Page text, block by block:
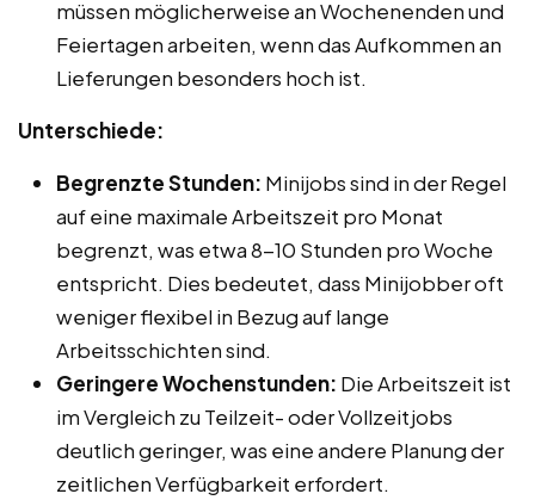
müssen möglicherweise an Wochenenden und
Feiertagen arbeiten, wenn das Aufkommen an
Lieferungen besonders hoch ist.
Unterschiede:
Begrenzte Stunden: Minijobs sind in der Regel
auf eine maximale Arbeitszeit pro Monat
begrenzt, was etwa 8-10 Stunden pro Woche
entspricht. Dies bedeutet, dass Minijobber oft
weniger flexibel in Bezug auf lange
Arbeitsschichten sind.
Geringere Wochenstunden: Die Arbeitszeit ist
im Vergleich zu Teilzeit- oder Vollzeitjobs
deutlich geringer, was eine andere Planung der
zeitlichen Verfügbarkeit erfordert.